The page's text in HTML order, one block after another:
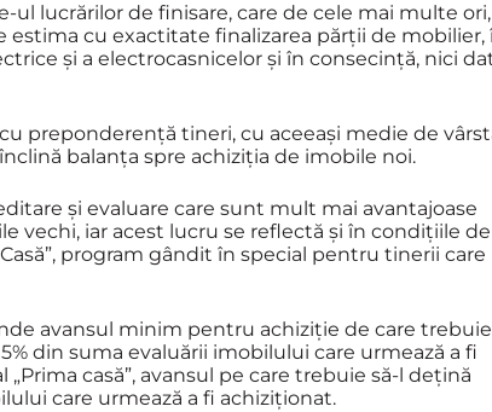
lucrărilor de finisare, care de cele mai multe ori,
cu exactitate finalizarea părții de mobilier,
și a electrocasnicelor și în consecință, nici
preponderență tineri, cu aceeași medie de
balanța spre achiziția de imobile noi.
și evaluare care sunt mult mai avantajoase
iar acest lucru se reflectă și în condițiile de
program gândit în special pentru tinerii care
avansul minim pentru achiziție de care trebuie
din suma evaluării imobilului care urmează a fi
casă”, avansul pe care trebuie să-l dețină
care urmează a fi achiziționat.